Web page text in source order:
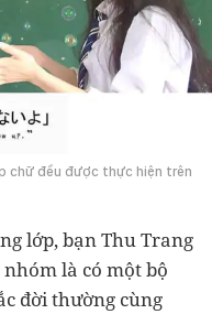
chữ đều được thực hiện trên
lớp, bạn Thu Trang
là có một bộ
đời thường cùng